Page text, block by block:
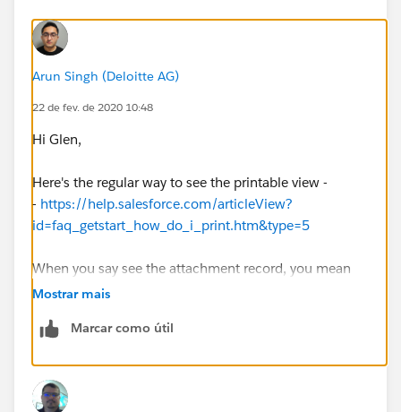
Arun Singh (Deloitte AG)
22 de fev. de 2020 10:48
Hi Glen,
Here's the regular way to see the printable view -
- https://help.salesforce.com/articleView?
id=faq_getstart_how_do_i_print.htm&type=5
When you say see the attachment record, you mean
just the related list and the name?
Thanks!
Arun S.
Mostrar mais
Marcar como útil